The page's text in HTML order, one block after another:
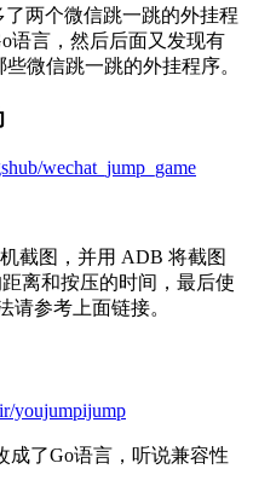
两个微信跳一跳的外挂程
语言，然后后面又发现有
微信跳一跳的外挂程序。
wechat_jump_game
截图，并用 ADB 将截图
离和按压的时间，最后使
请参考上面链接。
youjumpijump
成了Go语言，听说兼容性